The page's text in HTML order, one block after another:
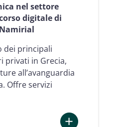
con
nel settore
digitale di
dei principali
privati in Grecia,
all’avanguardia
Offre servizi